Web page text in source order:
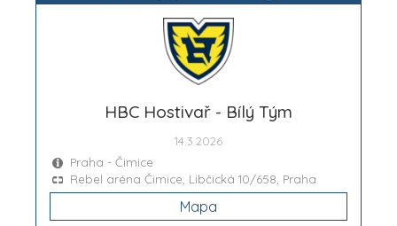
HBC Hostivař - Bílý Tým
14.3.2026
Praha - Čimice
Rebel aréna Čimice, Libčická 10/658, Praha
Mapa